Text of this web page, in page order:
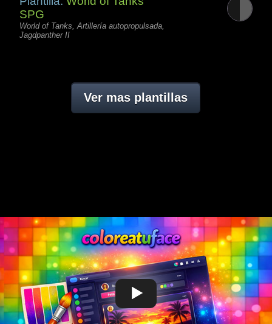
SPG
World of Tanks, Artillería autopropulsada,
Jagdpanther II
Ver mas plantillas